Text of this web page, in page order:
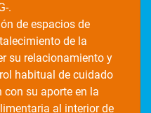
.
de espacios de
de la
su relacionamiento y
habitual de cuidado
con su aporte en la
al interior de